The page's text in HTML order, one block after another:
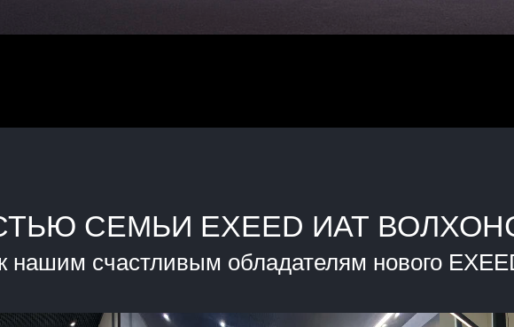
СЕМЬИ EXEED ИАТ
нашим счастливым обладателям нового